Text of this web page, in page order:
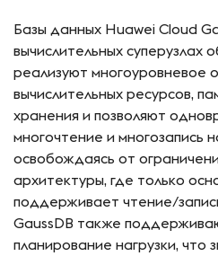
Базы данных Huawei Cloud
вычислительных суперузлах
реализуют многоуровневое
вычислительных ресурсов,
хранения и позволяют
многочтение и многозапись
освобождаясь от
архитектуры, где только
поддерживает чтение/
GaussDB также
планирование нагрузки, что